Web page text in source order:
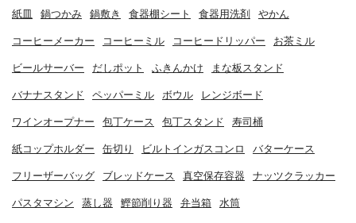
紙皿 鍋つかみ 鍋敷き 食器棚シート 食器用洗剤 やかん
コーヒーメーカー コーヒーミル コーヒードリッパー お茶ミル
ビールサーバー だしポット ふきんかけ まな板スタンド
バナナスタンド ペッパーミル ボウル レンジボード
ワインオープナー 包丁ケース 包丁スタンド 寿司桶
紙コップホルダー 缶切り ビルトインガスコンロ バターケース
フリーザーバッグ ブレッドケース 真空保存容器 ナッツクラッカー
パスタマシン 蒸し器 鰹節削り器 弁当箱 水筒